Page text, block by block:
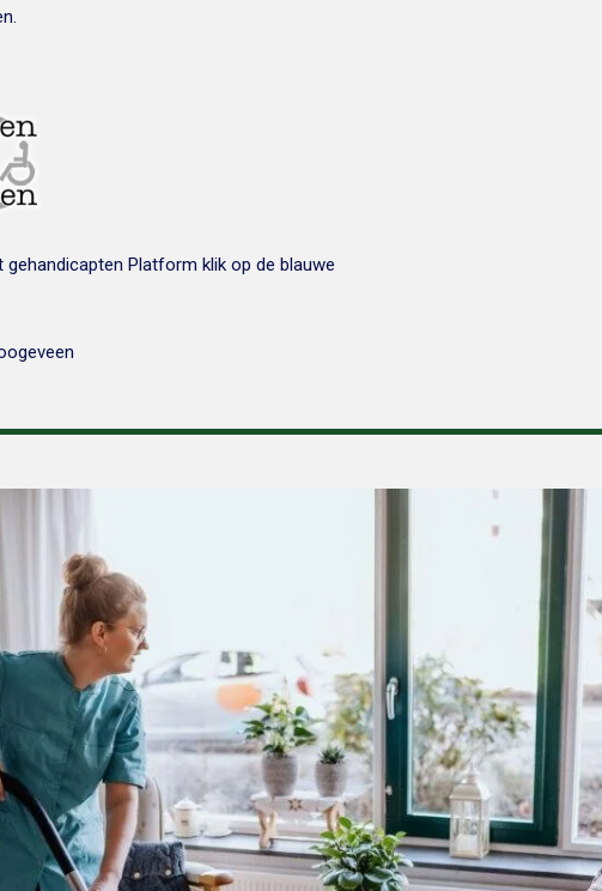
Platform klik op de blauwe